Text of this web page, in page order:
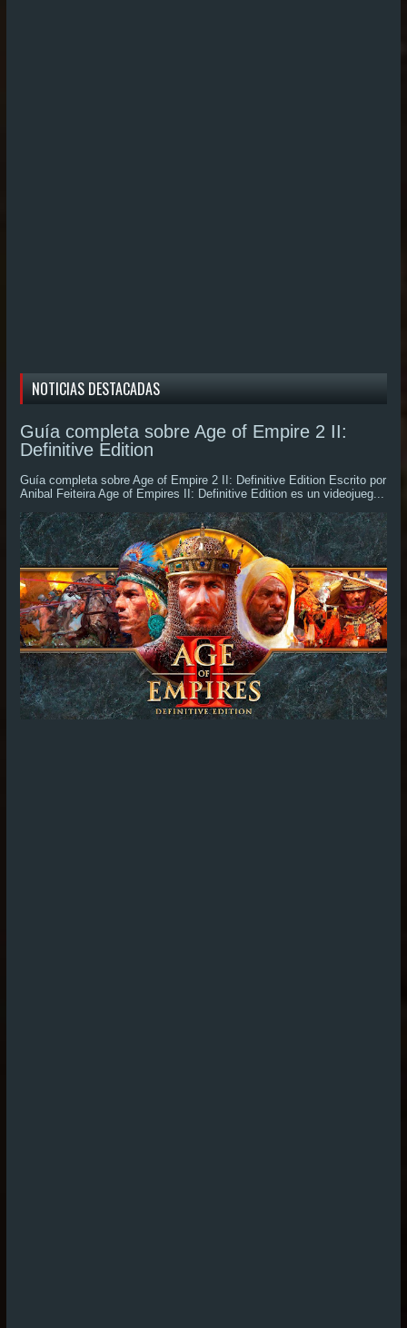
NOTICIAS DESTACADAS
Guía completa sobre Age of Empire 2 II:
Definitive Edition
Guía completa sobre Age of Empire 2 II: Definitive Edition Escrito por
Anibal Feiteira Age of Empires II: Definitive Edition es un videojueg...